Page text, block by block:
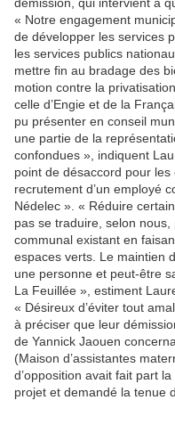
« Notre engagement
de développer les services
les services publics
mettre fin au bradage des
motion contre la
celle d’Engie et de la
pu présenter en conseil
une partie de la
confondues », indiquent
point de désaccord pour
recrutement d’un employé
Nédelec ». « Réduire
pas se traduire, selon nous,
communal existant en
espaces verts. Le maintien
une personne et peut-être
La Feuillée », estiment
« Désireux d’éviter tout
à préciser que leur
de Yannick Jaouen
(Maison d’assistantes
d’opposition avait fait part
projet et demandé la tenue